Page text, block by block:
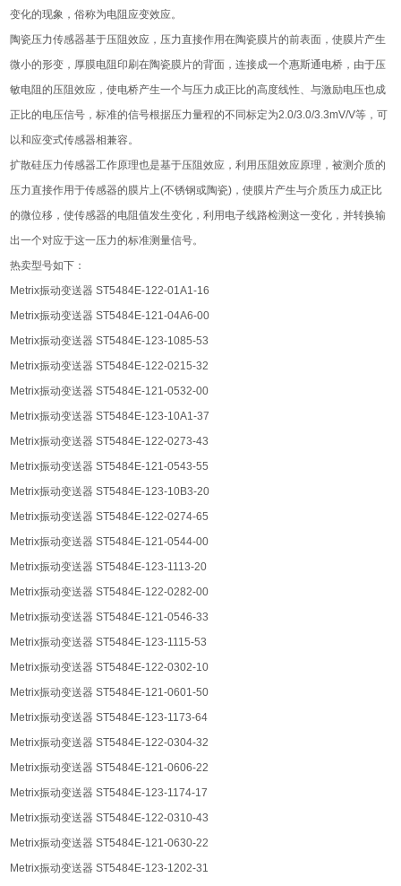
变化的现象，俗称为电阻应变效应。
陶瓷压力传感器基于压阻效应，压力直接作用在陶瓷膜片的前表面，使膜片产生
微小的形变，厚膜电阻印刷在陶瓷膜片的背面，连接成一个惠斯通电桥，由于压
敏电阻的压阻效应，使电桥产生一个与压力成正比的高度线性、与激励电压也成
正比的电压信号，标准的信号根据压力量程的不同标定为2.0/3.0/3.3mV/V等，可
以和应变式传感器相兼容。
扩散硅压力传感器工作原理也是基于压阻效应，利用压阻效应原理，被测介质的
压力直接作用于传感器的膜片上(不锈钢或陶瓷)，使膜片产生与介质压力成正比
的微位移，使传感器的电阻值发生变化，利用电子线路检测这一变化，并转换输
出一个对应于这一压力的标准测量信号。
热卖型号如下：
Metrix振动变送器 ST5484E-122-01A1-16
Metrix振动变送器 ST5484E-121-04A6-00
Metrix振动变送器 ST5484E-123-1085-53
Metrix振动变送器 ST5484E-122-0215-32
Metrix振动变送器 ST5484E-121-0532-00
Metrix振动变送器 ST5484E-123-10A1-37
Metrix振动变送器 ST5484E-122-0273-43
Metrix振动变送器 ST5484E-121-0543-55
Metrix振动变送器 ST5484E-123-10B3-20
Metrix振动变送器 ST5484E-122-0274-65
Metrix振动变送器 ST5484E-121-0544-00
Metrix振动变送器 ST5484E-123-1113-20
Metrix振动变送器 ST5484E-122-0282-00
Metrix振动变送器 ST5484E-121-0546-33
Metrix振动变送器 ST5484E-123-1115-53
Metrix振动变送器 ST5484E-122-0302-10
Metrix振动变送器 ST5484E-121-0601-50
Metrix振动变送器 ST5484E-123-1173-64
Metrix振动变送器 ST5484E-122-0304-32
Metrix振动变送器 ST5484E-121-0606-22
Metrix振动变送器 ST5484E-123-1174-17
Metrix振动变送器 ST5484E-122-0310-43
Metrix振动变送器 ST5484E-121-0630-22
Metrix振动变送器 ST5484E-123-1202-31